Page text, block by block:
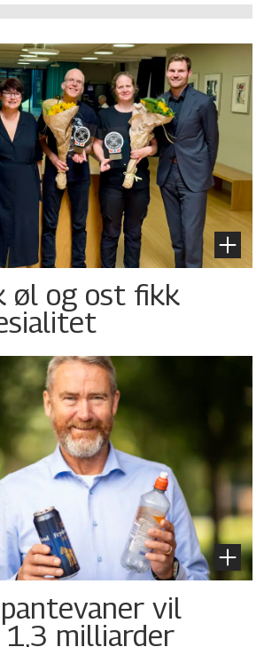
øl og ost fikk
vil
1,3 milliarder